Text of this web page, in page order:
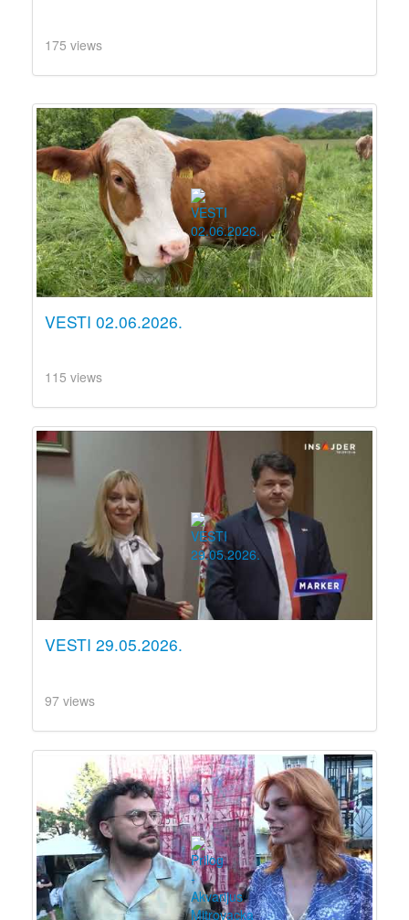
175 views
VESTI 02.06.2026.
115 views
VESTI 29.05.2026.
97 views